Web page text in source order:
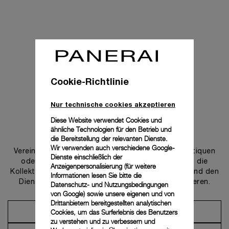
Uns kontaktieren
Vereinbaren Sie einen Termin in einer unserer Boutiquen
oder wenden Sie sich an unseren Concierge, um die
Kollektionen zu entdecken und von der Beratung und den
Dienstleistungen unserer Botschafter zu profitieren.
Einen Termin vereinbaren
Cookie-Richtlinie
Nur technische cookies akzeptieren
Diese Website verwendet Cookies und
ähnliche Technologien für den Betrieb und
die Bereitstellung der relevanten Dienste.
Wir verwenden auch verschiedene Google-
Dienste einschließlich der
Anzeigenpersonalisierung (für weitere
Informationen lesen Sie bitte die
Datenschutz- und Nutzungsbedingungen
von Google) sowie unsere eigenen und von
Drittanbietern bereitgestellten analytischen
Cookies, um das Surferlebnis des Benutzers
zu verstehen und zu verbessern und